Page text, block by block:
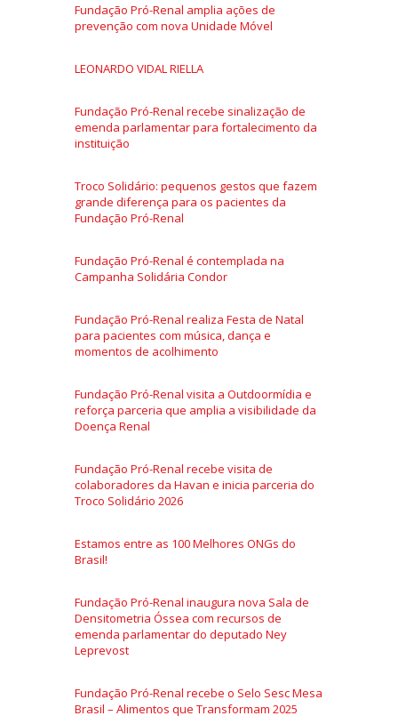
Fundação Pró-Renal amplia ações de
prevenção com nova Unidade Móvel
LEONARDO VIDAL RIELLA
Fundação Pró-Renal recebe sinalização de
emenda parlamentar para fortalecimento da
instituição
Troco Solidário: pequenos gestos que fazem
grande diferença para os pacientes da
Fundação Pró-Renal
Fundação Pró-Renal é contemplada na
Campanha Solidária Condor
Fundação Pró-Renal realiza Festa de Natal
para pacientes com música, dança e
momentos de acolhimento
Fundação Pró-Renal visita a Outdoormídia e
reforça parceria que amplia a visibilidade da
Doença Renal
Fundação Pró-Renal recebe visita de
colaboradores da Havan e inicia parceria do
Troco Solidário 2026
Estamos entre as 100 Melhores ONGs do
Brasil!
Fundação Pró-Renal inaugura nova Sala de
Densitometria Óssea com recursos de
emenda parlamentar do deputado Ney
Leprevost
Fundação Pró-Renal recebe o Selo Sesc Mesa
Brasil – Alimentos que Transformam 2025